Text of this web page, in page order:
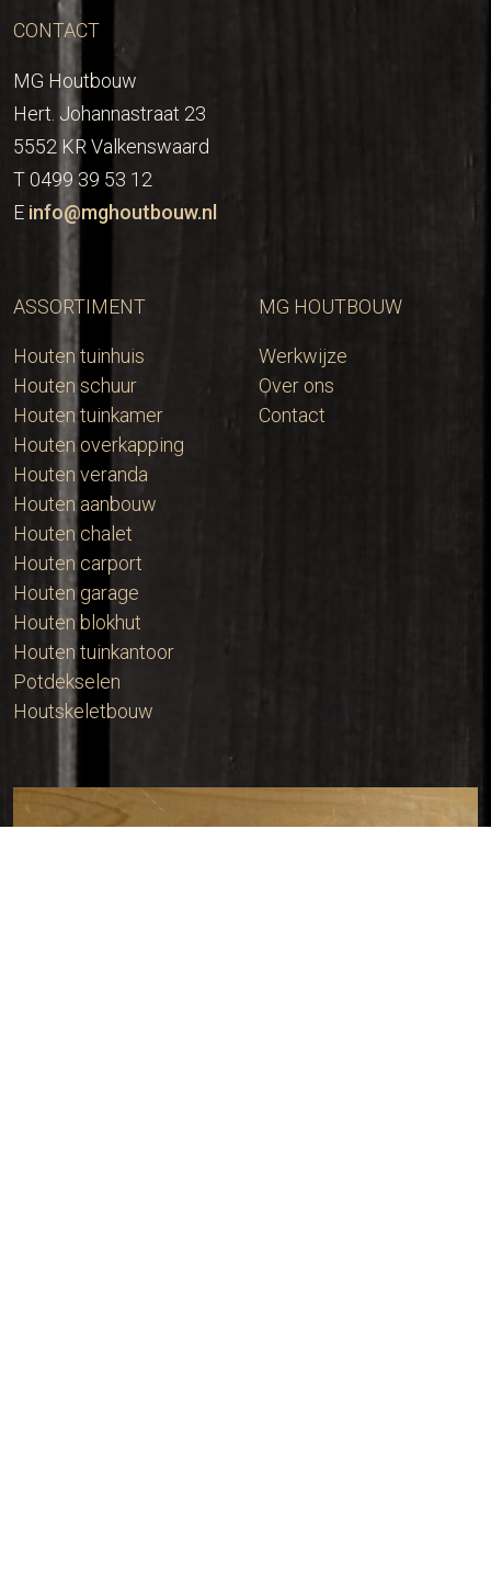
CONTACT
MG Houtbouw
Hert. Johannastraat 23
5552 KR Valkenswaard
T 0499 39 53 12
E info@mghoutbouw.nl
ASSORTIMENT
Houten tuinhuis
Houten schuur
Houten tuinkamer
Houten overkapping
Houten veranda
Houten aanbouw
Houten chalet
Houten carport
Houten garage
Houten blokhut
Houten tuinkantoor
Potdekselen
Houtskeletbouw
MG HOUTBOUW
Werkwijze
Over ons
Contact